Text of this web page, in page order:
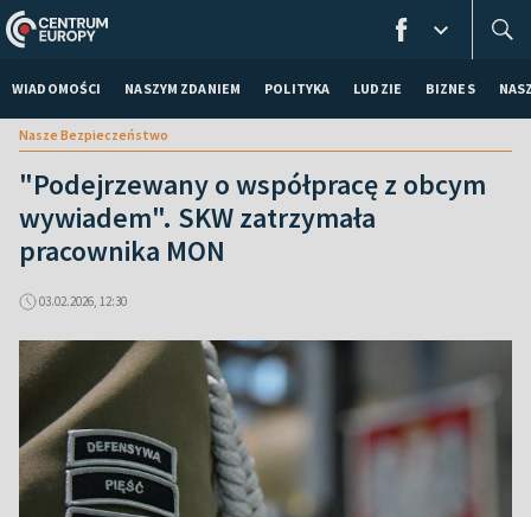
WIADOMOŚCI NASZYM ZDANIEM POLITYKA LUDZIE BIZNES
Nasze Bezpieczeństwo
"Podejrzewany o współpracę z obcym
wywiadem". SKW zatrzymała
pracownika MON
03.02.2026, 12:30